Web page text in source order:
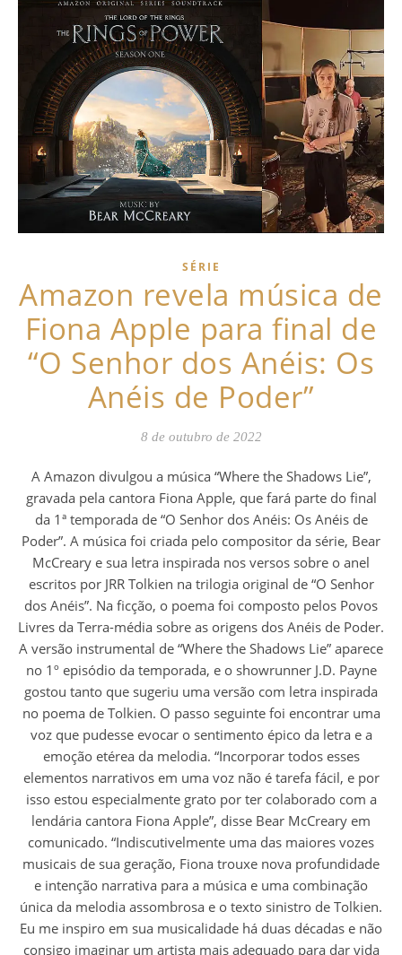
SÉRIE
Amazon revela música de
Fiona Apple para final de
“O Senhor dos Anéis: Os
Anéis de Poder”
8 de outubro de 2022
A Amazon divulgou a música “Where the Shadows Lie”,
gravada pela cantora Fiona Apple, que fará parte do final
da 1ª temporada de “O Senhor dos Anéis: Os Anéis de
Poder”. A música foi criada pelo compositor da série, Bear
McCreary e sua letra inspirada nos versos sobre o anel
escritos por JRR Tolkien na trilogia original de “O Senhor
dos Anéis”. Na ficção, o poema foi composto pelos Povos
Livres da Terra-média sobre as origens dos Anéis de Poder.
A versão instrumental de “Where the Shadows Lie” aparece
no 1º episódio da temporada, e o showrunner J.D. Payne
gostou tanto que sugeriu uma versão com letra inspirada
no poema de Tolkien. O passo seguinte foi encontrar uma
voz que pudesse evocar o sentimento épico da letra e a
emoção etérea da melodia. “Incorporar todos esses
elementos narrativos em uma voz não é tarefa fácil, e por
isso estou especialmente grato por ter colaborado com a
lendária cantora Fiona Apple”, disse Bear McCreary em
comunicado. “Indiscutivelmente uma das maiores vozes
musicais de sua geração, Fiona trouxe nova profundidade
e intenção narrativa para a música e uma combinação
única da melodia assombrosa e o texto sinistro de Tolkien.
Eu me inspiro em sua musicalidade há duas décadas e não
consigo imaginar um artista mais adequado para dar vida